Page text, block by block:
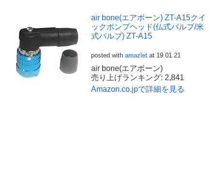
air bone(エアボーン) ZT-A15クイ
ックポンプヘッド(仏式バルブ/米
式バルブ) ZT-A15
posted with amazlet at 19.01.21
air bone(エアボーン)
売り上げランキング: 2,841
Amazon.co.jpで詳細を見る